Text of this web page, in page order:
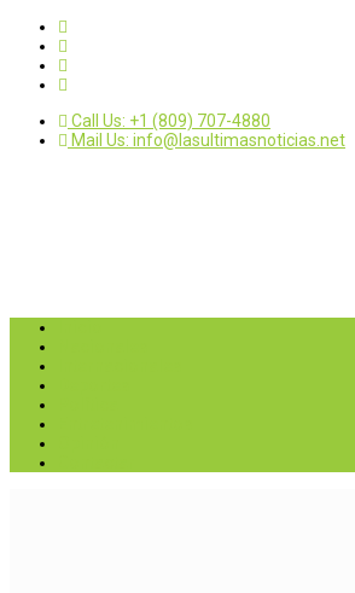
Call Us: +1 (809) 707-4880
Mail Us: info@lasultimasnoticias.net